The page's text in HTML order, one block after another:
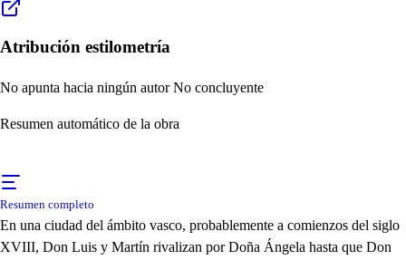
Atribución estilometría
No apunta hacia ningún autor No concluyente
Resumen automático de la obra
Resumen completo
En una ciudad del ámbito vasco, probablemente a comienzos del siglo
XVIII, Don Luis y Martín rivalizan por Doña Ángela hasta que Don